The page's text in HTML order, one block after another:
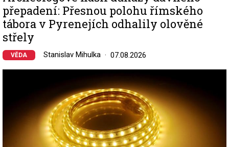
přepadení: Přesnou polohu římského
tábora v Pyrenejích odhalily olověné
střely
VĚDA Stanislav Mihulka 07.08.2026